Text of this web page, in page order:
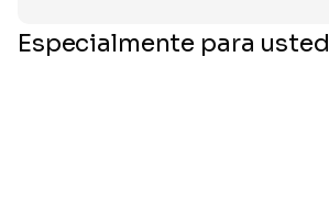
Especialmente para usted